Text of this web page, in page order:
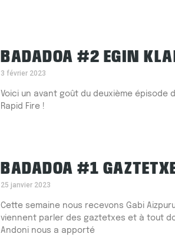
BADADOA #2 EGIN
3 février 2023
Voici un avant goût du deuxième épisode
Rapid Fire !
BADADOA #1
25 janvier 2023
Cette semaine nous recevons Gabi
viennent parler des gaztetxes et à tout
Andoni nous a apporté